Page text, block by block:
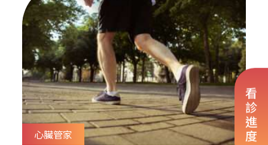
看診進度
比較健康呢？ 劉醫師從臨床上觀察，很多年長而
健康的人，特別是耳聰目明、思路清晰的長者，很
多血壓都不會太高。 韓國針對60到
心臟管家